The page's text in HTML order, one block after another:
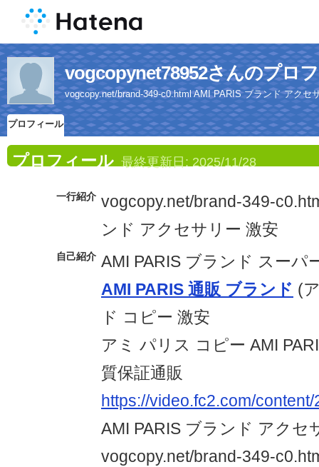
vogcopynet78952さんのプロ
vogcopy.net/brand-349-c0.html AMI PARIS ブランド アクセ
プロフィール
プロフィール 最終更新日: 2025/11/28
一行紹介 vogcopy.net/brand-349-
ンド アクセサリー 激安
自己紹介 AMI PARIS ブランド スーパ
AMI PARIS 通販 ブランド (
ド コピー 激安
アミ パリス コピー AMI
質保証通販
https://video.fc2.com/
AMI PARIS ブランド アクセ
vogcopy.net/brand-349-